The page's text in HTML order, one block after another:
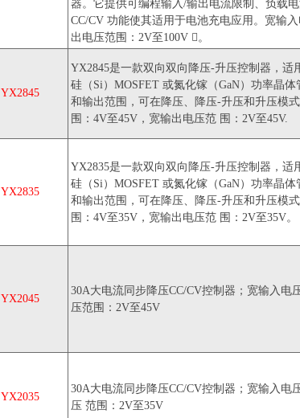
器。它提供可编程输入/输出电流限制、负载电
CC/CV 功能使其适用于电池充电应用。宽输
出电压范围：2V至100V 。
YX2845
YX2845是一款双向双向降压-升压控制器，适
硅（Si）MOSFET 或氮化镓（GaN）功率晶
和输出范围，可在降压、降压-升压和升压模
围：4V至45V，宽输出电压范 围：2V至45V.
YX2835
YX2835是一款双向双向降压-升压控制器，适
硅（Si）MOSFET 或氮化镓（GaN）功率晶
和输出范围，可在降压、降压-升压和升压模
围：4V至35V，宽输出电压范 围：2V至35V。
YX2045
30A大电流同步降压CC/CV控制器；宽输入电
压范围：2V至45V
YX2035
30A大电流同步降压CC/CV控制器；宽输入电
压 范围：2V至35V